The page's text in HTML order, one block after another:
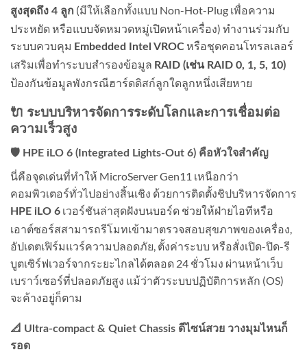
สูงสุดถึง 4 ลูก (มีให้เลือกทั้งแบบ Non-Hot-Plug เพื่อความ
ประหยัด หรือแบบจัดหมวดหมู่เปิดหน้าเครื่อง) ทำงานร่วมกับ
ระบบควบคุม Embedded Intel VROCหรือชุดคอนโทรลเลอร์
เสริมเพื่อทำระบบสำรองข้อมูล RAID (เช่น RAID 0, 1, 5, 10)
ป้องกันข้อมูลพังกรณีฮาร์ดดิสก์ลูกใดลูกหนึ่งเสียหาย
🔌 ระบบบริหารจัดการระดับโลกและการเชื่อมต่อ
ความเร็วสูง
🛡️ HPE iLO 6 (Integrated Lights-Out 6) คือหัวใจสำคัญ
นี่คือจุดเด่นที่ทำให้ MicroServer Gen11 เหนือกว่า
คอมพิวเตอร์ทั่วไปอย่างสิ้นเชิง ด้วยการติดตั้งชิปบริหารจัดการ
HPE iLO 6 เวอร์ชันล่าสุดฝังบนบอร์ด ช่วยให้ฝ่ายไอทีหรือ
เอาต์ซอร์สสามารถรีโมทเข้ามาตรวจสอบสุขภาพของเครื่อง,
อัปเดตเฟิร์มแวร์ความปลอดภัย, ตั้งค่าระบบ หรือสั่งเปิด-ปิด-รี
บูตเซิร์ฟเวอร์จากระยะไกลได้ตลอด 24 ชั่วโมง ผ่านหน้าเว็บ
เบราว์เซอร์ที่ปลอดภัยสูง แม้ว่าตัวระบบปฏิบัติการหลัก (OS)
จะค้างอยู่ก็ตาม
📐 Ultra-compact & Quiet Chassis ดีไซน์สวย วางมุมไหนก็
รอด